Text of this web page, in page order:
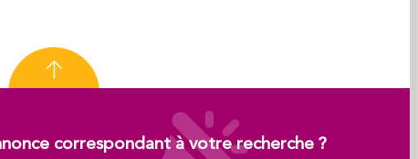
correspondant à votre recherche ?